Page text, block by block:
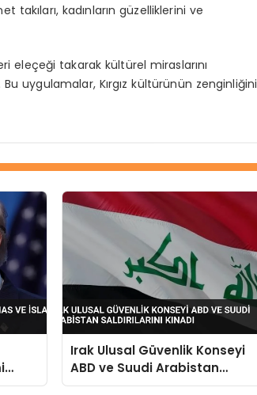
kadınların güzelliklerini ve
eleçeği takarak kültürel miraslarını
uygulamalar, Kırgız kültürünün zenginliğini
Irak Ulusal Güvenlik Konseyi
ABD ve Suudi Arabistan
Saldırılarını Kınadı